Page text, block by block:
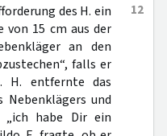
12
des H. ein
von 15 cm aus der
an den
falls er
H. entfernte das
Nebenklägers und
habe Dir ein